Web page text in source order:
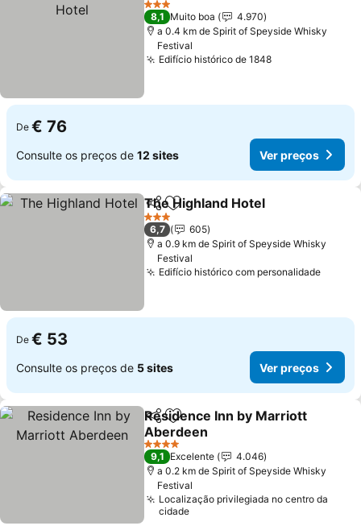
3 Estrelas
8,1 Muito boa
4.970
a 0.4 km de Spirit of Speyside Whisky
Festival
Edifício histórico de 1848Ver preços
De € 76
Consulte os preços de 12 sites Ver preços
PartilharAdicionar aos favoritos
The Highland Hotel
3 Estrelas
6,7
605
a 0.9 km de Spirit of Speyside Whisky
Festival
Edifício histórico com personalidadeVer
De € 53
Consulte os preços de 5 sites Ver preços
PartilharAdicionar aos favoritos
Residence Inn by Marriott
Aberdeen
Ver preços
4 Estrelas
9,1 Excelente
4.046
a 0.2 km de Spirit of Speyside Whisky
Festival
Localização privilegiada no centro da
cidade